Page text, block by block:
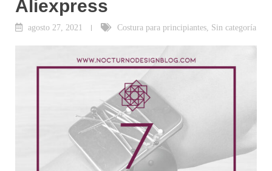
Aliexpress
agosto 27, 2021 Costura para principiantes Sin categoría